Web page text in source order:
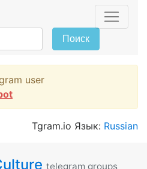
Поиск
user
Tgram.io Язык: Russian
telegram groups